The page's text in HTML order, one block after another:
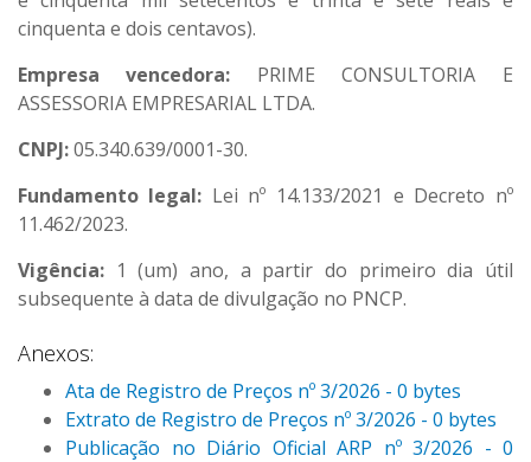
cinquenta e dois centavos).
Empresa vencedora: PRIME CONSULTORIA E
ASSESSORIA EMPRESARIAL LTDA.
CNPJ:05.340.639/0001-30.
Fundamento legal: Lei nº 14.133/2021 e Decreto nº
11.462/2023.
Vigência: 1 (um) ano, a partir do primeiro dia útil
subsequente à data de divulgação no PNCP.
Anexos:
Ata de Registro de Preços nº 3/2026 - 0 bytes
Extrato de Registro de Preços nº 3/2026 - 0 bytes
Publicação no Diário Oficial ARP nº 3/2026 - 0